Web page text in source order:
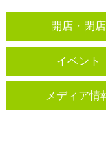
開店・閉店
イベント
メディア情